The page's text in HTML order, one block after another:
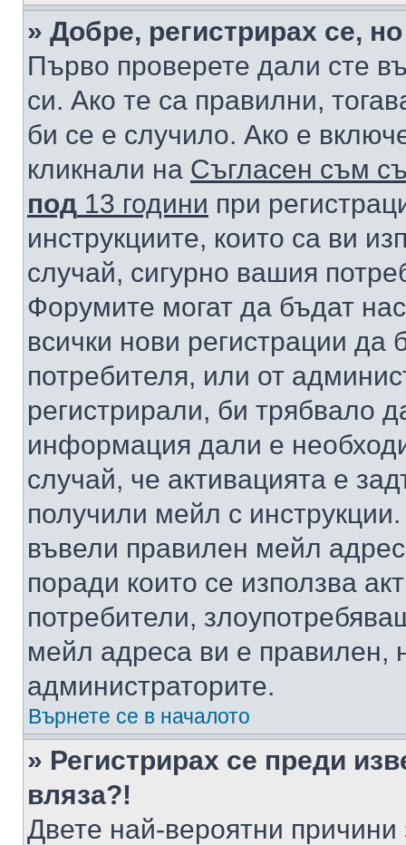
» Добре, регистрирах се,
Първо проверете дали сте
си. Ако те са правилни,
би се е случило. Ако е
кликнали на Съгласен съм
под 13 години при
инструкциите, които са ви
случай, сигурно вашия
Форумите могат да бъдат
всички нови регистрации да
потребителя, или от
регистрирали, би трябвало
информация дали е
случай, че активацията е
получили мейл с
въвели правилен мейл
поради които се използва
потребители,
мейл адреса ви е правилен,
администраторите.
Върнете се в началото
» Регистрирах се преди
вляза?!
Двете най-вероятни